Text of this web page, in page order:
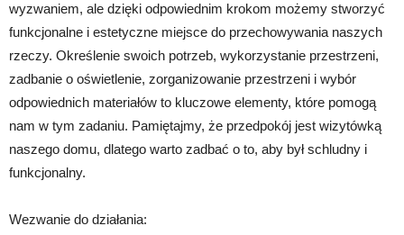
wyzwaniem, ale dzięki odpowiednim krokom możemy stworzyć
funkcjonalne i estetyczne miejsce do przechowywania naszych
rzeczy. Określenie swoich potrzeb, wykorzystanie przestrzeni,
zadbanie o oświetlenie, zorganizowanie przestrzeni i wybór
odpowiednich materiałów to kluczowe elementy, które pomogą
nam w tym zadaniu. Pamiętajmy, że przedpokój jest wizytówką
naszego domu, dlatego warto zadbać o to, aby był schludny i
funkcjonalny.
Wezwanie do działania: